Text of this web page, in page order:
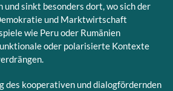
sinkt besonders dort, wo sich der
und Marktwirtschaft
wie Peru oder Rumänien
oder polarisierte Kontexte
des kooperativen und dialogfördernden